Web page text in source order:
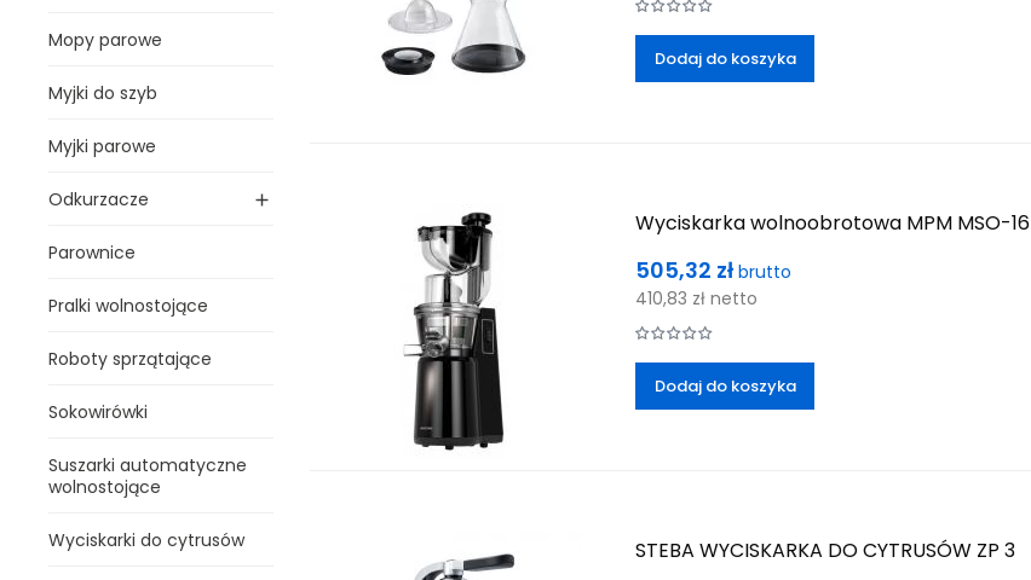
Mopy parowe
Myjki do szyb
Myjki parowe
Odkurzacze 
Parownice
Pralki wolnostojące
Roboty sprzątające
Sokowirówki
Suszarki automatyczne
wolnostojące
Wyciskarki do cytrusów
Dodaj do koszyka
Wyciskarka wolnoobrotowa MPM MSO-16
Cena
505,32 złbrutto
410,83 zł netto
Dodaj do koszyka
STEBA WYCISKARKA DO CYTRUSÓW ZP 3